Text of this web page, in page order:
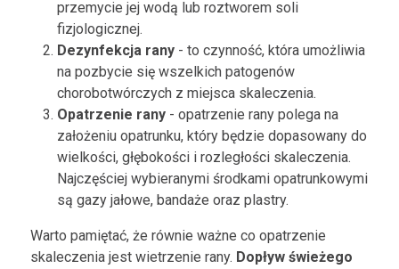
przemycie jej wodą lub roztworem soli
fizjologicznej.
Dezynfekcja rany - to czynność, która umożliwia
na pozbycie się wszelkich patogenów
chorobotwórczych z miejsca skaleczenia.
Opatrzenie rany - opatrzenie rany polega na
założeniu opatrunku, który będzie dopasowany do
wielkości, głębokości i rozległości skaleczenia.
Najczęściej wybieranymi środkami opatrunkowymi
są gazy jałowe, bandaże oraz plastry.
Warto pamiętać, że równie ważne co opatrzenie
skaleczenia jest wietrzenie rany. Dopływ świeżego